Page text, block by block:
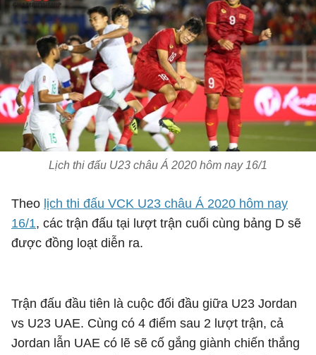
Lịch thi đấu U23 châu Á 2020 hôm nay 16/1
Theo lịch thi đấu VCK U23 châu Á 2020 hôm nay
16/1, các trận đấu tại lượt trận cuối cùng bảng D sẽ
được đồng loạt diễn ra.
Trận đấu đầu tiên là cuộc đối đầu giữa U23 Jordan
vs U23 UAE. Cùng có 4 điểm sau 2 lượt trận, cả
Jordan lẫn UAE có lẽ sẽ cố gắng giành chiến thắng